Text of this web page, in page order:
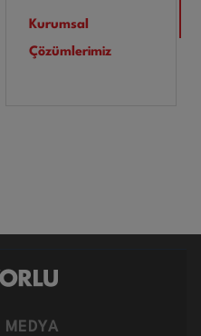
Kurumsal
Çözümlerimiz
MEDYA